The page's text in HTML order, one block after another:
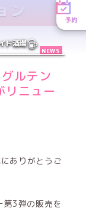
予約
ド酒場
ン
NEWS
ルテン
リニュー
ありがとうご
第3弾の販売を